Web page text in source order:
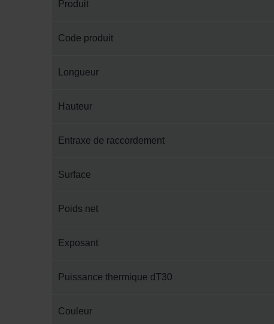
Produit
Code produit
Longueur
Hauteur
Entraxe de raccordement
Surface
Poids net
Exposant
Puissance thermique dT30
Couleur